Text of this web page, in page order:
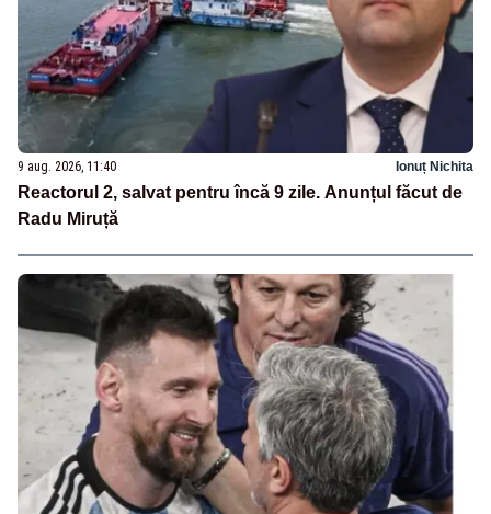
9 aug. 2026, 11:40 Ionuț Nichita
Reactorul 2, salvat pentru încă 9 zile. Anunțul făcut de
Radu Miruță